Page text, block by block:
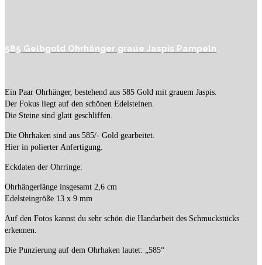
585 Gelbgold Ohrhänger graue Jaspis Pampeln
Ein Paar Ohrhänger, bestehend aus 585 Gold mit grauem Jaspis.
Der Fokus liegt auf den schönen Edelsteinen.
Die Steine sind glatt geschliffen.
Die Ohrhaken sind aus 585/- Gold gearbeitet.
Hier in polierter Anfertigung.
Eckdaten der Ohrringe:
Ohrhängerlänge insgesamt 2,6 cm
Edelsteingröße 13 x 9 mm
Auf den Fotos kannst du sehr schön die Handarbeit des Schmuckstücks
erkennen.
Die Punzierung auf dem Ohrhaken lautet: „585“